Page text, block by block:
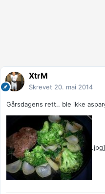
XtrM
Skrevet 20. mai 2014
Gårsdagens rett.. ble ikke
.jpg]